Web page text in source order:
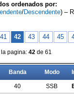
ordenados por:
/Descendente) –
41 42 43 44 45
pagina: 42 de 61
Banda Modo
40 SSB